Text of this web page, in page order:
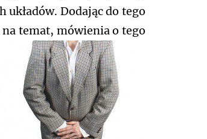
układów. Dodając do tego
temat, mówienia o tego